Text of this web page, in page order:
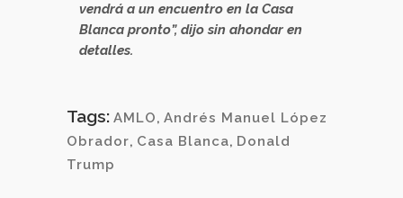
vendrá a un encuentro en la Casa
Blanca pronto”, dijo sin ahondar en
detalles.
Tags: AMLO, Andrés Manuel López
Obrador, Casa Blanca, Donald
Trump